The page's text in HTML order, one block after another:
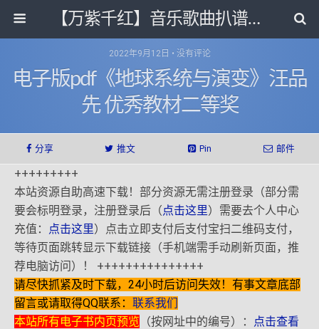
【万紫千红】音乐歌曲扒谱打带和电子书影视剧资源网
2022年9月12日 • 没有评论
电子版pdf《地球系统与演变》汪品
先 优秀教材二等奖
分享 推文 Pin 邮件
+++++++++
本站资源自助高速下载！部分资源无需注册登录（部分需
要会标明登录，注册登录后（点击这里）需要去个人中心
充值：
点击这里）点击立即支付后支付宝扫二维码支付，
等待页面跳转显示下载链接（手机端需手动刷新页面，推
荐电脑访问）！ +++++++++++++++
请尽快抓紧及时下载，24小时后访问失效！有事文章底部
留言或请取得QQ联系： 联系我们
本站所有电子书内页预览 （按网址中的编号）： 点击查看